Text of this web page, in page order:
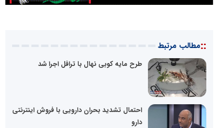
::مطالب مرتبط
طرح مایه کوبی نهال با ترافل اجرا شد
احتمال تشدید بحران دارویی با فروش اینترنتی
دارو